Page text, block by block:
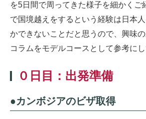
を5日間で周ってきた様子を細かくご
で国境越えをするという経験は日本
かできないことだと思うので、興味
コラムをモデルコースとして参考に
０日目：出発準備
●カンボジアのビザ取得